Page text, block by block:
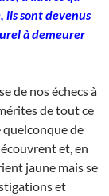
ils sont devenus
à demeurer
de nos échecs à
de tout ce
quelconque de
et, en
jaune mais se
et